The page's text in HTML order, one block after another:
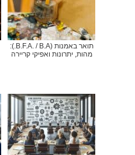
תואר באמנות (B.F.A. / B.A.):
מהות, יתרונות ואפיקי קריירה